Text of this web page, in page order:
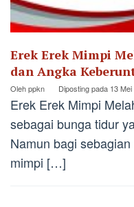
Erek Erek Mimpi
dan Angka
Olehppkn Diposting pada 13
Erek Erek Mimpi
sebagai bunga tidur
Namun bagi
mimpi […]